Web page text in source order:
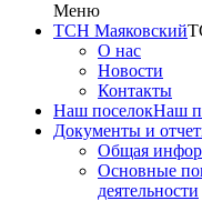
Меню
ТСН Маяковский
О нас
Новости
Контакты
Наш поселокНаш
Документы и
Общая
Основные
деятельности